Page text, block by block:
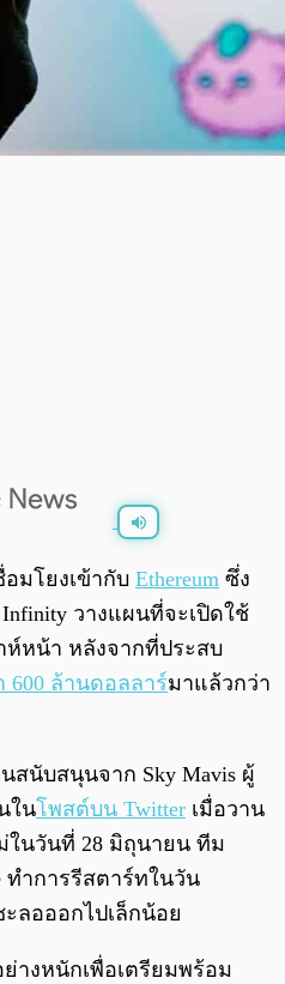
0:00
อมโยงเข้ากับ Ethereum ซึ่ง
วางแผนที่จะเปิดใช้
ห์หน้า หลังจากที่ประสบ
600 ล้านดอลลาร์มาแล้วกว่า
นับสนุนจาก Sky Mavis ผู้
ในโพสต์บน Twitter เมื่อวาน
ในวันที่ 28 มิถุนายน ทีม
ำการรีสตาร์ทในวัน
ลอออกไปเล็กน้อย
างหนักเพื่อเตรียมพร้อม